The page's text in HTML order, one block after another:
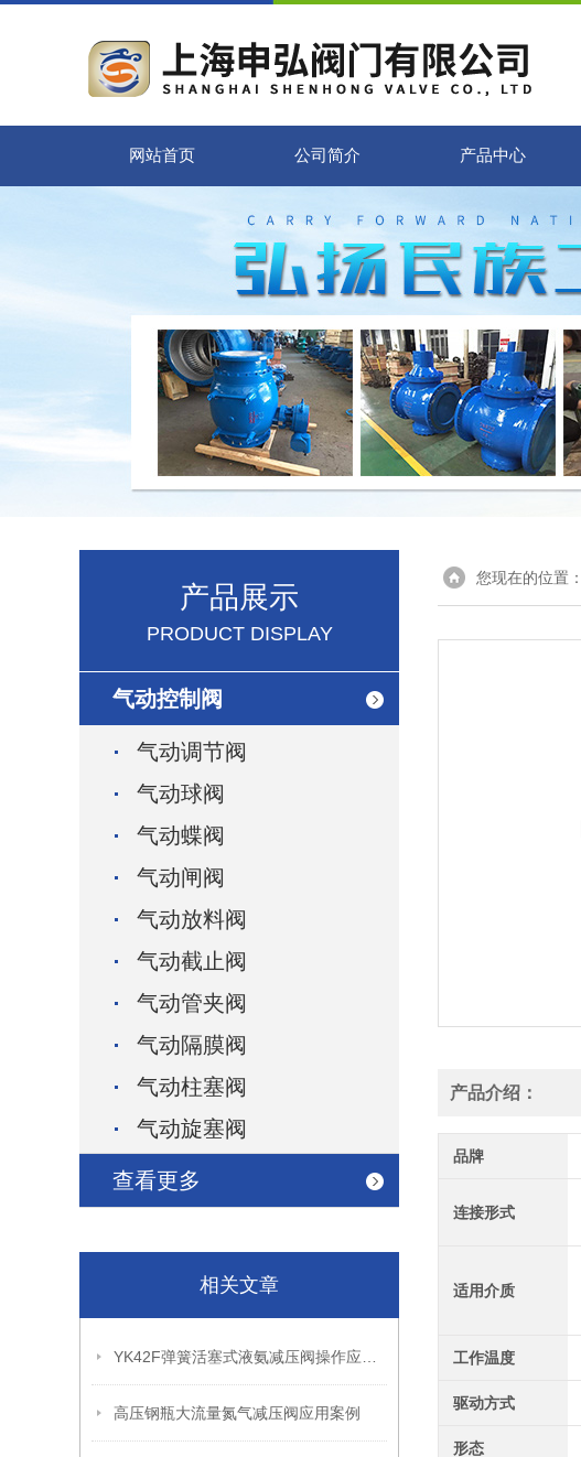
网站首页 公司简介 产品中心
产品展示
PRODUCT DISPLAY
气动控制阀
气动调节阀
气动球阀
气动蝶阀
气动闸阀
气动放料阀
气动截止阀
气动管夹阀
气动隔膜阀
气动柱塞阀
气动旋塞阀
查看更多
相关文章
高压钢瓶大流量氮气减压阀应用案例
您现在的位置：
产品介绍：
品牌
连接形式
适用介质
工作温度
驱动方式
形态